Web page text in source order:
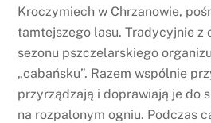
Kroczymiech w Chrzanowie,
tamtejszego lasu. Tradycyjnie z
sezonu pszczelarskiego
„cabańsku”. Razem wspólnie
przyrządzają i doprawiają je do
na rozpalonym ogniu. Podczas